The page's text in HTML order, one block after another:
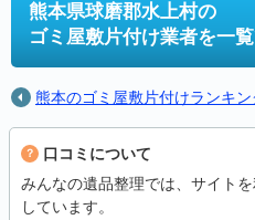
熊本県球磨郡水上村の
ゴミ屋敷片付け業者を一
熊本のゴミ屋敷片付けランキン
口コミについて
みんなの遺品整理では、サイト
しています。